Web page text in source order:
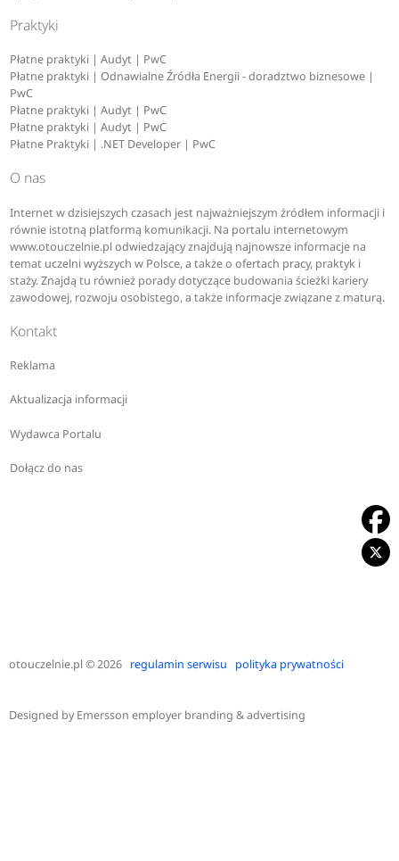
Praktyki
Płatne praktyki | Audyt | PwC
Płatne praktyki | Odnawialne Źródła Energii - doradztwo biznesowe |
PwC
Płatne praktyki | Audyt | PwC
Płatne praktyki | Audyt | PwC
Płatne Praktyki | .NET Developer | PwC
O nas
Internet w dzisiejszych czasach jest najważniejszym źródłem informacji i
równie istotną platformą komunikacji. Na portalu internetowym
www.otouczelnie.pl odwiedzający znajdują najnowsze informacje na
temat uczelni wyższych w Polsce, a także o ofertach pracy, praktyk i
staży. Znajdą tu również porady dotyczące budowania ścieżki kariery
zawodowej, rozwoju osobistego, a także informacje związane z maturą.
Kontakt
Reklama
Aktualizacja informacji
Wydawca Portalu
Dołącz do nas
otouczelnie.pl© 2026 regulamin serwisu polityka prywatności
Designed byEmersson employer branding & advertising